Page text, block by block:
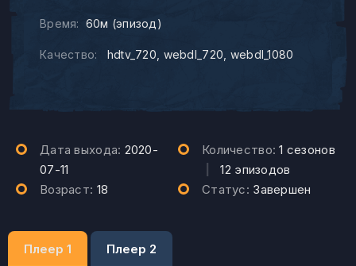
Время: 60м (эпизод)
Качество: hdtv_720 webdl_720 webdl_1080
Дата выхода: 2020-
07-11
Количество:1 сезонов
|12 эпизодов
Возраст: 18 Статус: Завершен
Плеер 1 Плеер 2